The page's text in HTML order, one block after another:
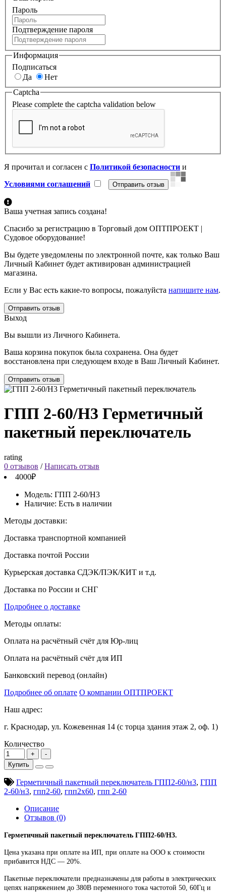
Пароль
Подтверждение пароля
Информация
Подписаться
Да
Нет
Captcha
Please complete the captcha validation below
Я прочитал и согласен с Политикой безопасности и
Условиями соглашений
Ваша учетная запись создана!
Спасибо за регистрацию в Торговый дом ОПТПРОЕКТ |
Судовое оборудование!
Вы будете уведомлены по электронной почте, как только Ваш
Личный Кабинет будет активирован администрацией
магазина.
Если у Вас есть какие-то вопросы, пожалуйста напишите нам.
Отправить отзыв
Выход
Вы вышли из Личного Кабинета.
Ваша корзина покупок была сохранена. Она будет
восстановлена при следующем входе в Ваш Личный Кабинет.
Отправить отзыв
ГПП 2-60/Н3 Герметичный
пакетный переключатель
rating
0 отзывов /Написать отзыв
4000₽
Модель: ГПП 2-60/Н3
Наличие: Есть в наличии
Методы доставки:
Доставка транспортной компанией
Доставка почтой России
Курьерская доставка СДЭК/ПЭК/КИТ и т.д.
Доставка по России и СНГ
Подробнее о доставке
Методы оплаты:
Оплата на расчётный счёт для Юр-лиц
Оплата на расчётный счёт для ИП
Банковский перевод (онлайн)
Подробнее об оплате О компании ОПТПРОЕКТ
Наш адрес:
г. Краснодар, ул. Кожевенная 14 (с торца здания этаж 2, оф. 1)
Количество
Купить
Герметичный пакетный переключатель ГПП2-60/н3, ГПП
2-60/н3, гпп2-60, гпп2х60, гпп 2-60
Описание
Отзывов (0)
Герметичный пакетный переключатель ГПП2-60/Н3.
Цена указана при оплате на ИП, при оплате на ООО к стоимости
прибавится НДС ― 20%.
Пакетные переключатели предназначены для работы в электрических
цепях напряжением до 380В переменного тока частотой 50, 60Гц и